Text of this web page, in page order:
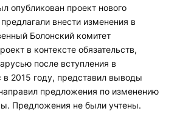
опубликован проект нового
внести изменения в
Болонский комитет
в контексте обязательств,
после вступления в
в 2015 году, представил выводы
предложения по изменению
Предложения не были учтены.